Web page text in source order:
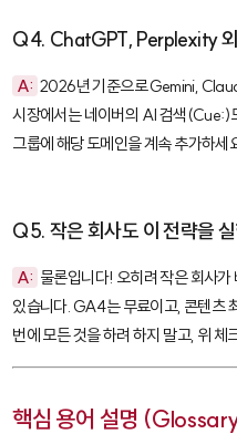
Q4. ChatGPT, Perplexity
A: 2026년 기준으로 Gemini,
시장에서는 네이버의 AI 검색(Cue:)
그룹에 해당 도메인을 계속 추가하세
Q5. 작은 회사도 이 전략을
A: 물론입니다! 오히려 작은 회사
있습니다. GA4는 무료이고, 콘텐츠
번에 모든 것을 하려 하지 말고, 위
핵심 용어 설명